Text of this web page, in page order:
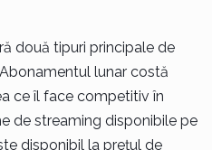
două tipuri principale de
lunar costă
ce îl face competitiv în
de streaming disponibile pe
disponibil la prețul de